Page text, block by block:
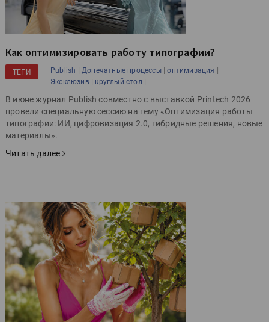
Как оптимизировать работу типографии?
ТЕГИ Publish |Допечатные процессы|оптимизация |
Эксклюзив | круглый стол |
В июне журнал Publish совместно с выставкой Printech 2026
провели специальную сессию на тему «Оптимизация работы
типографии: ИИ, цифровизация 2.0, гибридные решения, новые
материалы».
Читать далее